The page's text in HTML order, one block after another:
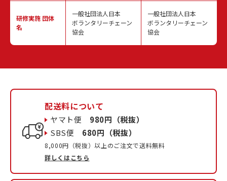
研修実施 団体
名
一般社団法人日本
ボランタリーチェーン
協会
一般社団法人日本
ボランタリーチェーン
協会
配送料について
ヤマト便 980円（税抜）
SBS便 680円（税抜）
8,000円（税抜）以上のご注文で送料無料
詳しくはこちら